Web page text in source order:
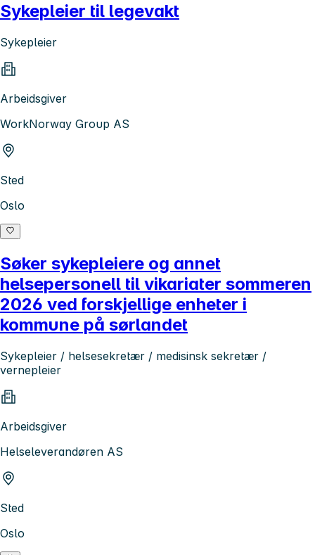
Sykepleier til legevakt
Sykepleier
Arbeidsgiver
WorkNorway Group AS
Sted
Oslo
Søker sykepleiere og annet
helsepersonell til vikariater sommeren
2026 ved forskjellige enheter i
kommune på sørlandet
Sykepleier / helsesekretær / medisinsk sekretær /
vernepleier
Arbeidsgiver
Helseleverandøren AS
Sted
Oslo